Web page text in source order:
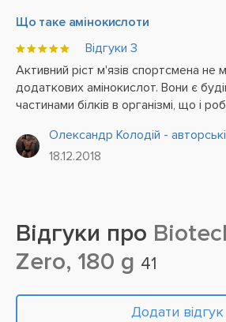
Що таке амінокислоти
Відгуки 3
Активний ріст м'язів спортсмена не
додаткових амінокислот. Вони є
частинами білків в організмі, що і
важливої функції, амінокислоти також зміцнюють
м'язову...
Олександр Колодій -
18.12.2018
Відгуки про
Zero, 180 g 41
Додати відгук